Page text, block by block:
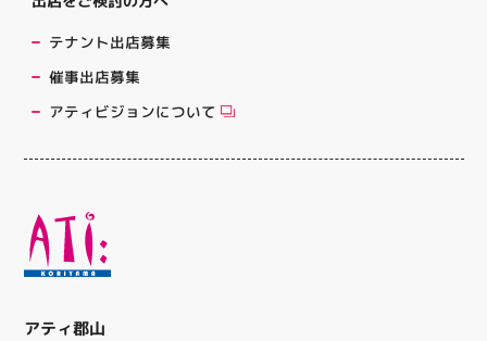
アティ郡山
テナント出店募集
催事出店募集
アティビジョンについて